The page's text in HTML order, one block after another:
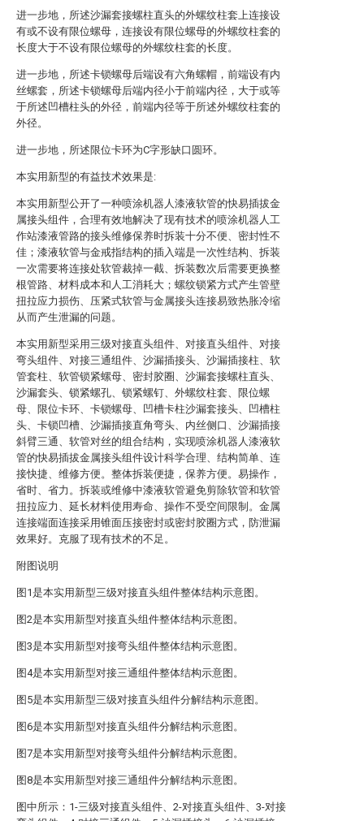
进一步地，所述沙漏套接螺柱直头的外螺纹柱套上连接设
有或不设有限位螺母，连接设有限位螺母的外螺纹柱套的
长度大于不设有限位螺母的外螺纹柱套的长度。
进一步地，所述卡锁螺母后端设有六角螺帽，前端设有内
丝螺套，所述卡锁螺母后端内径小于前端内径，大于或等
于所述凹槽柱头的外径，前端内径等于所述外螺纹柱套的
外径。
进一步地，所述限位卡环为C字形缺口圆环。
本实用新型的有益技术效果是:
本实用新型公开了一种喷涂机器人漆液软管的快易插拔金
属接头组件，合理有效地解决了现有技术的喷涂机器人工
作站漆液管路的接头维修保养时拆装十分不便、密封性不
佳；漆液软管与金戒指结构的插入端是一次性结构、拆装
一次需要将连接处软管裁掉一截、拆装数次后需要更换整
根管路、材料成本和人工消耗大；螺纹锁紧方式产生管壁
扭拉应力损伤、压紧式软管与金属接头连接易致热胀冷缩
从而产生泄漏的问题。
本实用新型采用三级对接直头组件、对接直头组件、对接
弯头组件、对接三通组件、沙漏插接头、沙漏插接柱、软
管套柱、软管锁紧螺母、密封胶圈、沙漏套接螺柱直头、
沙漏套头、锁紧螺孔、锁紧螺钉、外螺纹柱套、限位螺
母、限位卡环、卡锁螺母、凹槽卡柱沙漏套接头、凹槽柱
头、卡锁凹槽、沙漏插接直角弯头、内丝侧口、沙漏插接
斜臂三通、软管对丝的组合结构，实现喷涂机器人漆液软
管的快易插拔金属接头组件设计科学合理、结构简单、连
接快捷、维修方便。整体拆装便捷，保养方便。易操作，
省时、省力。拆装或维修中漆液软管避免剪除软管和软管
扭拉应力、延长材料使用寿命、操作不受空间限制。金属
连接端面连接采用锥面压接密封或密封胶圈方式，防泄漏
效果好。克服了现有技术的不足。
附图说明
图1是本实用新型三级对接直头组件整体结构示意图。
图2是本实用新型对接直头组件整体结构示意图。
图3是本实用新型对接弯头组件整体结构示意图。
图4是本实用新型对接三通组件整体结构示意图。
图5是本实用新型三级对接直头组件分解结构示意图。
图6是本实用新型对接直头组件分解结构示意图。
图7是本实用新型对接弯头组件分解结构示意图。
图8是本实用新型对接三通组件分解结构示意图。
图中所示：1-三级对接直头组件、2-对接直头组件、3-对接